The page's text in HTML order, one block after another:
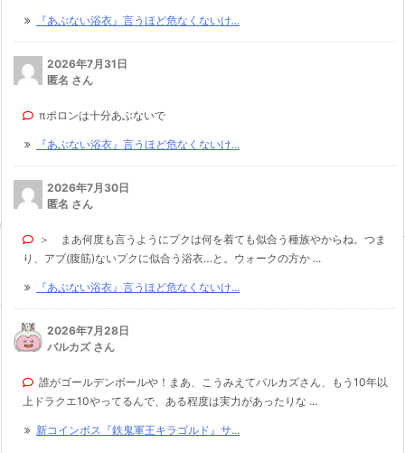
『あぶない浴衣』言うほど危なくないけ...
2026年7月31日
匿名 さん
πポロンは十分あぶないで
『あぶない浴衣』言うほど危なくないけ...
2026年7月30日
匿名 さん
＞ まあ何度も言うようにプクは何を着ても似合う種族やからね。つま
り、アブ(腹筋)ないプクに似合う浴衣…と。ウォークの方か ...
『あぶない浴衣』言うほど危なくないけ...
2026年7月28日
バルカズ さん
誰がゴールデンボールや！まあ、こうみえてバルカズさん、もう10年以
上ドラクエ10やってるんで、ある程度は実力があったりな ...
新コインボス『鉄鬼軍王キラゴルド』サ...